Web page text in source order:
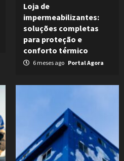
Loja de
impermeabilizantes:
soluções completas
para proteção e
conforto térmico
6 meses ago Portal Agora